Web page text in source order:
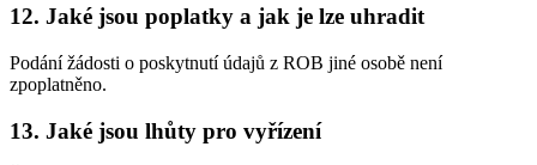
12. Jaké jsou poplatky a jak je lze uhradit
Podání žádosti o poskytnutí údajů z ROB jiné osobě není
zpoplatněno.
13. Jaké jsou lhůty pro vyřízení